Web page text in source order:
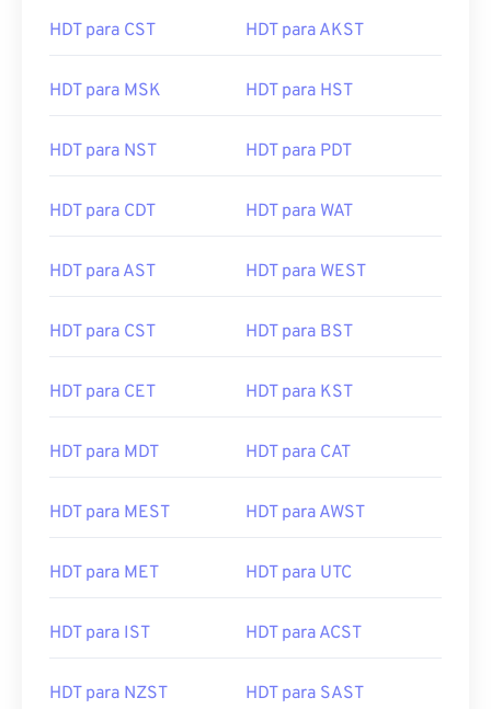
HDT para CST HDT para AKST
HDT para MSK HDT para HST
HDT para NST HDT para PDT
HDT para CDT HDT para WAT
HDT para AST HDT para WEST
HDT para CST HDT para BST
HDT para CET HDT para KST
HDT para MDT HDT para CAT
HDT para MEST HDT para AWST
HDT para MET HDT para UTC
HDT para IST HDT para ACST
HDT para NZST HDT para SAST